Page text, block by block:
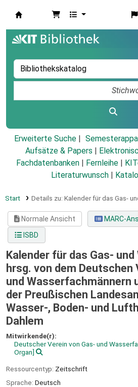
Erweiterte Suche
Aufsätze & Papers
Fachdatenbanken
Fernleihe
Literaturwunsch
Start Details zu: Kalender für das Gas-
Normale Ansicht
MARC-
ISBD
Kalender für das Gas-
hrsg. von dem Deutschen
und Wasserfachmännern
der Preußischen
Wasser-, Boden- und
Dahlem
Mitwirkende(r):
Deutscher Verein von Gas- und
Organ]
Ressourcentyp: Zeitschrift
Sprache: Deutsch